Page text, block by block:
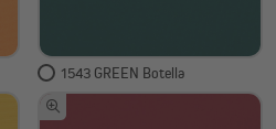
1543 GREEN Botella